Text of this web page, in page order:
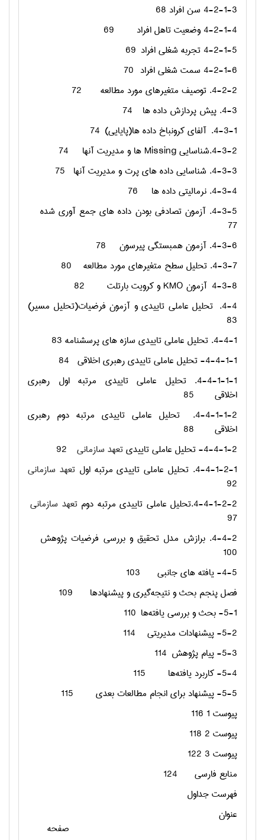
4-2-1-3 سن افراد
68
4-2-1-4 وضعیت تاهل افراد
69
4-2-1-5 تجربه شغلی افراد
69
4-2-1-6 سمت شغلی افراد
70
4-2-2. توصیف متغیرهای مورد مطالعه
72
4-3. پيش پردازش داده ها
74
4-3-1. آلفاي كرونباخ داده ها(پايايي) 74
4-3-2.شناسايي
Missing ها و مديريت آنها
74
4-3-3. شناسايي داده های پرت و مدیریت آنها
75
4-3-4. نرمالیتی داده ها
76
4-3-5. آزمون تصادفی بودن داده های جمع آوری شده
77
4-3-6. آزمون همبستگی پیرسون
78
4-3-7. تحلیل سطح متغیرهای مورد مطالعه
80
4-3-8 آزمون KMO و کرویت بارتلت
82
4-4. تحلیل عاملی تاییدی و آزمون فرضیات(تحلیل مسیر)
83
4-4-1. تحليل عاملي تاييدي سازه هاي پرسشنامه
83
4-4-1-1- تحليل عاملي تاييدي رهبری اخلاقی
84
4-4-1-1-1. تحليل عاملي تاييدي مرتبه اول رهبری
اخلاقی
85
4-4-1-1-2.
تحليل عاملي تاييدي مرتبه دوم رهبری
اخلاقی
88
4-4-1-2- تحليل عاملي تاييدي
تعهد سازمانی
92
4-4-1-2-1. تحليل عاملي تاييدي مرتبه اول
تعهد سازمانی
92
4-4-1-2-2.تحليل عاملي تاييدي مرتبه دوم
تعهد سازمانی
97
4-4-2. برازش مدل تحقیق و بررسی فرضیات پژوهش
100
4-5- یافته های جانبی
103
فصل پنجم بحث و نتیجه‌گیری و پيشنهادها
109
5-1- بحث و بررسی یافته‌ها
110
5-2- پیشنهادات مدیریتی
114
5-3- پیام پژوهش
114
5-4- کاربرد یافته‌ها
115
5-5- پیشنهاد برای انجام مطالعات بعدی
115
پیوست 1
116
پیوست 2
118
پیوست 3
122
منابع فارسی
124
فهرست جداول
عنوان
صفحه